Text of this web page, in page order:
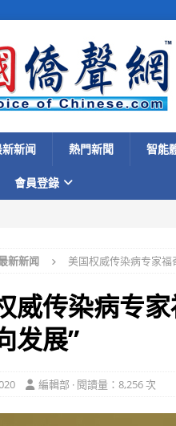
新闻 熱門新聞 智能
會員登錄
新新闻 美国权威传染病专家福
威传染病专
发展”
編輯部 · 閱讀量：8,256 次